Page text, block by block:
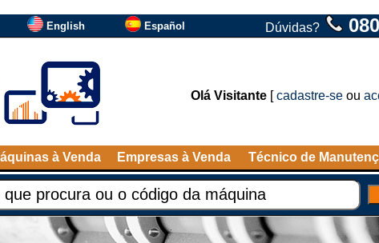
English Español Dúvidas?
Olá Visitante [cadastre-se ou
à Venda Empresas à Venda Técnico de